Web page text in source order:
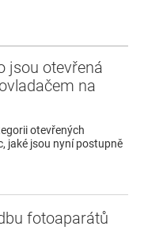
jsou otevřená
na
otevřených
jaké jsou nyní postupně
fotoaparátů